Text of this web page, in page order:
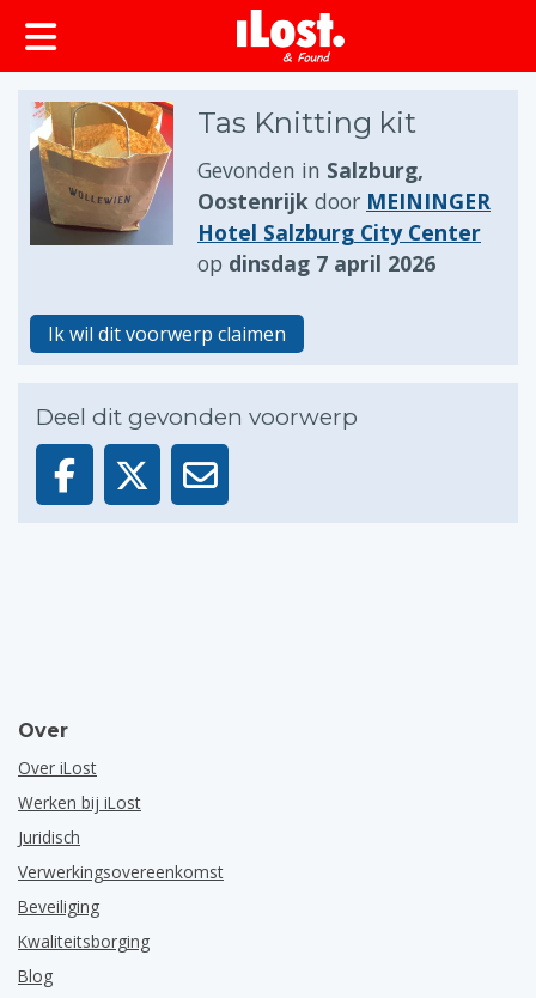
Tas Knitting kit
Gevonden in Salzburg,
Oostenrijk door MEININGER
Hotel Salzburg City Center
op dinsdag 7 april 2026
Ik wil dit voorwerp claimen
Deel dit gevonden voorwerp
Over
Over iLost
Werken bij iLost
Juridisch
Verwerkingsovereenkomst
Beveiliging
Kwaliteitsborging
Blog